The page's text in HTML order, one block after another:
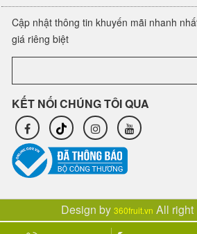
Cập nhật thông tin khuyến mãi nhanh
giá riêng biệt
KẾT NỐI CHÚNG TÔI QUA
Design by 360fruit.vn All right